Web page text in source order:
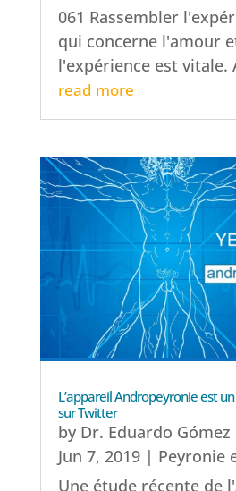
061 Rassembler
qui concerne l'amour
l'expérience est vitale.
read more
L’appareil Andropeyronie est
sur Twitter
by Dr. Eduardo Gómez
Jun 7, 2019| Peyronie
Une étude récente de